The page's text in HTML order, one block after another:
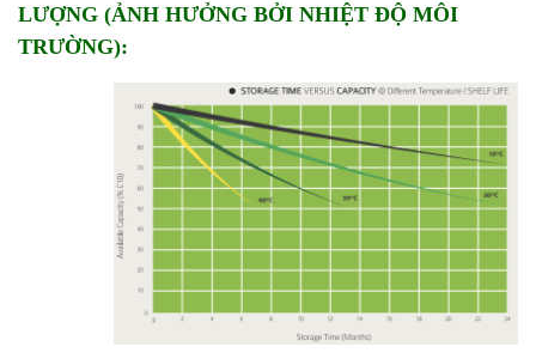
LƯỢNG (ẢNH HƯỞNG BỞI NHIỆT ĐỘ MÔI
TRƯỜNG):